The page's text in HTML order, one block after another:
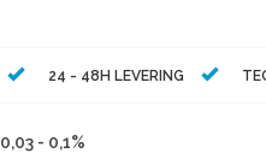
24 - 48H LEVERING
- 0,1%